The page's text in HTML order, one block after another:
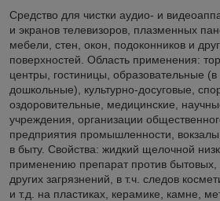
Средство для чистки аудио- и
и экранов телевизоров, плазменных
мебели, стен, окон, подоконников и
поверхностей. Область применения:
центры, гостиницы, образовательные
дошкольные), культурно-досуговые,
оздоровительные, медицинские,
учреждения, организации
предприятия промышленности,
в быту. Свойства: жидкий щелочной
применению препарат против бытовых,
других загрязнений, в т.ч. следов
и т.д. на пластиках, керамике, камне,